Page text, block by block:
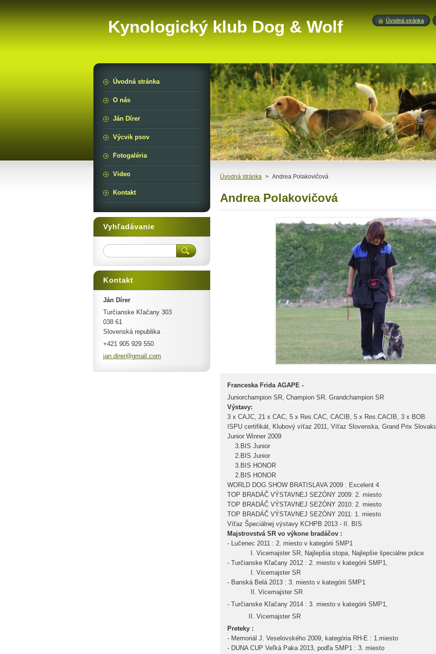
Kynologický klub Dog & Wolf
Úvodná stránka > Andrea Polakovičová
Andrea Polakovičová
Franceska Frida AGAPE -
Juniorchampion SR, Champion SR, Grandchampion SR
Výstavy:
3 x CAJC, 21 x CAC, 5 x Res.CAC, CACIB, 5 x Res.CACIB, 3 x BOB
ISPU certifikát, Klubový víťaz 2011, Víťaz Slovenska, Grand Prix
Junior Winner 2009
3.BIS Junior
2.BIS Junior
3.BIS HONOR
2.BIS HONOR
WORLD DOG SHOW BRATISLAVA 2009 : Excelent 4
TOP BRADÁČ VÝSTAVNEJ SEZÓNY 2009: 2. miesto
TOP BRADÁČ VÝSTAVNEJ SEZÓNY 2010: 2. miesto
TOP BRADÁČ VÝSTAVNEJ SEZÓNY 2011: 1. miesto
Víťaz Špeciálnej výstavy KCHPB 2013 - II. BIS
Majstrovstvá SR vo výkone bradáčov :
- Lučenec 2011 : 2. miesto v kategórii SMP1
I. Vicemajster SR, Najlepšia stopa, Najlepšie špeciálne práce
- Turčianske Kľačany 2012 : 2. miesto v kategórii SMP1,
I. Vicemajster SR
- Banská Belá 2013 : 3. miesto v kategórii SMP1
II. Vicemajster SR
- Turčianske Kľačany 2014 : 3. miesto v kategórii SMP1,
II. Vicemajster SR
Preteky :
- Memoriál J. Veselovského 2009, kategória RH-E : 1.miesto
- DUNA CUP Veľká Paka 2013, podľa SMP1 : 3. miesto
Úvodná stránka
O nás
Ján Dírer
Výcvik psov
Fotogaléria
Video
Kontakt
Vyhľadávanie
Kontakt
Ján Dírer
Turčianske Kľačany 303
038 61
Slovenská republika
+421 905 929 550
jan.direr@gmail.com
Úvodná stránka